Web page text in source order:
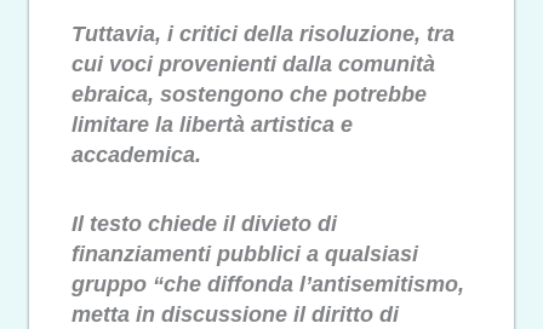
Tuttavia, i critici della risoluzione, tra
cui voci provenienti dalla comunità
ebraica, sostengono che potrebbe
limitare la libertà artistica e
accademica.
Il testo chiede il divieto di
finanziamenti pubblici a qualsiasi
gruppo “che diffonda l’antisemitismo,
metta in discussione il diritto di